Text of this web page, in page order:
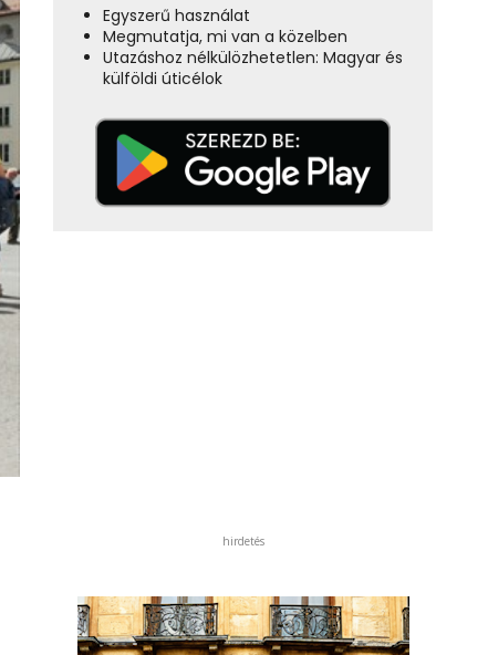
Egyszerű használat
Megmutatja, mi van a közelben
Utazáshoz nélkülözhetetlen: Magyar és
külföldi úticélok
hirdetés